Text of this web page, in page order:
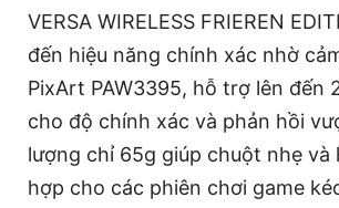
VERSA WIRELESS FRIEREN
đến hiệu năng chính xác nhờ
PixArt PAW3395, hỗ trợ lên đến
cho độ chính xác và phản hồi
lượng chỉ 65g giúp chuột nhẹ và
hợp cho các phiên chơi game